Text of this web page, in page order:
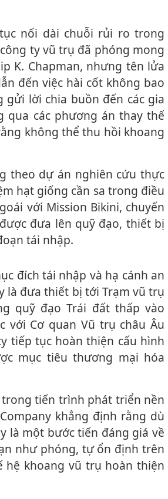
ty vũ trụ đã phóng mong
K. Chapman, nhưng tên lửa
đến việc hài cốt không bao
gửi lời chia buồn đến các gia
các phương án thay thế
không thể thu hồi khoang
hạt giống cầ‌n s‌a trong điều
với Mission Bikini, chuyến
đưa lên quỹ đạo, thiết bị
tái nhập.
là đưa thiết bị tới Trạm vũ trụ
quỹ đạo Trái đất thấp vào
với Cơ quan Vũ trụ châu Âu
tiếp tục hoàn thiện cấu hình
mục tiêu thương mại hóa
khẳng định rằng dù
là một bước tiến đáng giá về
như phóng, tự ổn định trên
hệ khoang vũ trụ hoàn thiện